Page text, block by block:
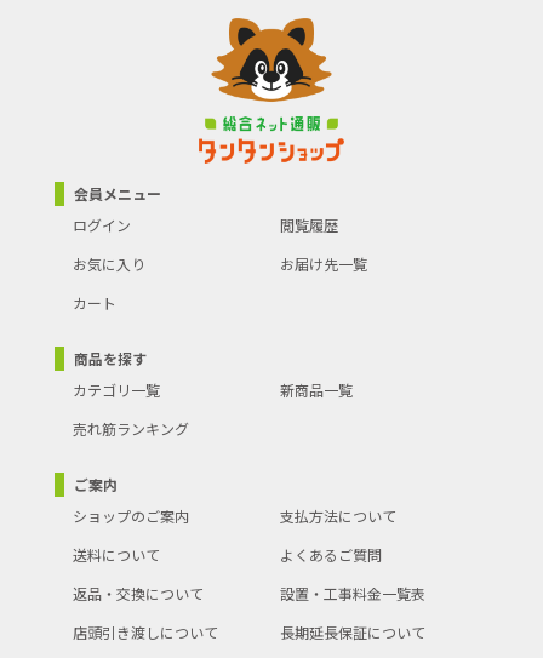
会員メニュー
ログイン
閲覧履歴
お気に入り
お届け先一覧
カート
商品を探す
カテゴリ一覧
新商品一覧
売れ筋ランキング
ご案内
ショップのご案内
支払方法について
送料について
よくあるご質問
返品・交換について
設置・工事料金一覧表
店頭引き渡しについて
長期延長保証について